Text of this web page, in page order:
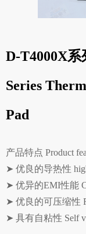
D-T4000X
Series
Pad
产品特点 Product
➤ 优良的导热性
➤ 优异的EMI性能
➤ 优良的可压缩性
➤ 具有自粘性 Self